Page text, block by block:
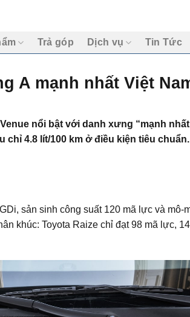
Trả góp Dịch vụ Tin Tức
A mạnh nhất Việt
nổi bật với danh xưng “mạnh
4.8 lít/100 km ở điều kiện tiêu
sản sinh công suất 120 mã lực và
khúc: Toyota Raize chỉ đạt 98 mã lực,